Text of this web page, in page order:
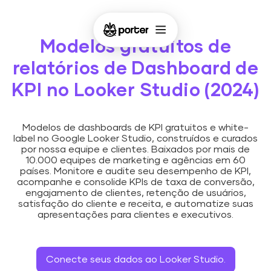
Modelos gratuitos de
relatórios de Dashboard de
KPI no Looker Studio (2024)
Modelos de dashboards de KPI gratuitos e white-
label no Google Looker Studio, construídos e curados
por nossa equipe e clientes. Baixados por mais de
10.000 equipes de marketing e agências em 60
países. Monitore e audite seu desempenho de KPI,
acompanhe e consolide KPIs de taxa de conversão,
engajamento de clientes, retenção de usuários,
satisfação do cliente e receita, e automatize suas
apresentações para clientes e executivos.
Conecte seus dados ao Looker Studio.